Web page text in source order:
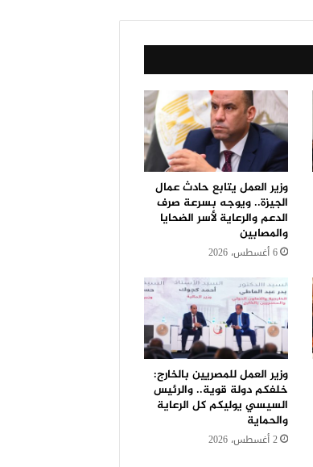
وزير العمل يتابع حادث عمال
الجيزة.. ويوجه بسرعة صرف
الدعم والرعاية لأسر الضحايا
والمصابين
6 أغسطس، 2026
وزير العمل للمصريين بالخارج:
خلفكم دولة قوية.. والرئيس
السيسي يوليكم كل الرعاية
والحماية
2 أغسطس، 2026